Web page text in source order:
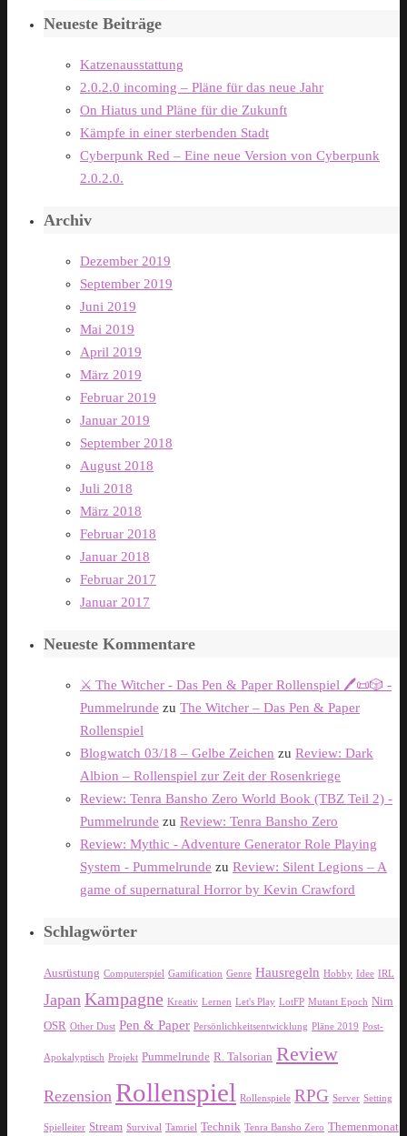
Neueste Beiträge
Katzenausstattung
2.0.2.0 incoming – Pläne für das neue Jahr
On Hiatus und Pläne für die Zukunft
Kämpfe in einer sterbenden Stadt
Cyberpunk Red – Eine neue Version von Cyberpunk
2.0.2.0.
Archiv
Dezember 2019
September 2019
Juni 2019
Mai 2019
April 2019
März 2019
Februar 2019
Januar 2019
September 2018
August 2018
Juli 2018
März 2018
Februar 2018
Januar 2018
Februar 2017
Januar 2017
Neueste Kommentare
⚔️ The Witcher - Das Pen & Paper Rollenspiel 🖊️📜🎲 -
Pummelrunde zu The Witcher – Das Pen & Paper
Rollenspiel
Blogwatch 03/18 – Gelbe Zeichen zu Review: Dark
Albion – Rollenspiel zur Zeit der Rosenkriege
Review: Tenra Bansho Zero World Book (TBZ Teil 2) -
Pummelrunde zu Review: Tenra Bansho Zero
Review: Mythic - Adventure Generator Role Playing
System - Pummelrunde zu Review: Silent Legions – A
game of supernatural Horror by Kevin Crawford
Schlagwörter
Ausrüstung Computerspiel Gamification Genre Hausregeln Hobby Idee IRL
Japan Kampagne Kreativ Lernen Let's Play LotFP Mutant Epoch Nirn
OSR Other Dust Pen & Paper Persönlichkeitsentwicklung Pläne 2019 Post-
Apokalyptisch Projekt Pummelrunde R. Talsorian Review
Rezension Rollenspiel Rollenspiele RPG Server Setting
Spielleiter Stream Survival Tamriel Technik Tenra Bansho Zero Themenmonat